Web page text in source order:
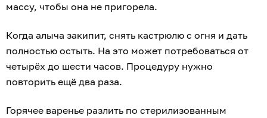
массу, чтобы она не пригорела.
Когда алыча закипит, снять кастрюлю с огня и дать
полностью остыть. На это может потребоваться от
четырёх до шести часов. Процедуру нужно
повторить ещё два раза.
Горячее варенье разлить по стерилизованным